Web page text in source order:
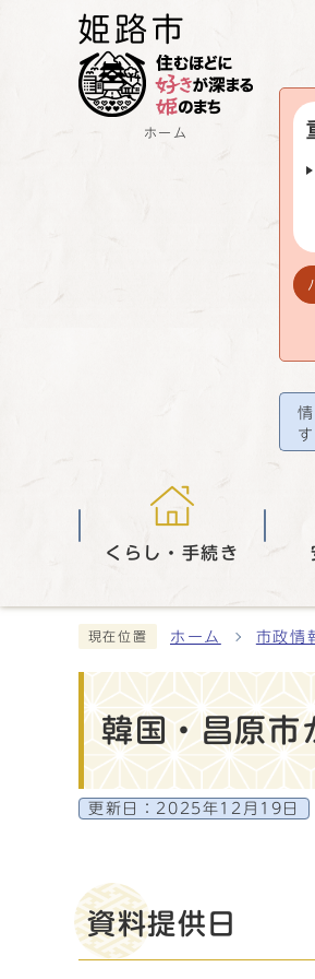
ホーム
す
くらし・手続き
現在位置 ホーム 市政情
韓国・昌原市
更新日： 2025年12月19日
資料提供日